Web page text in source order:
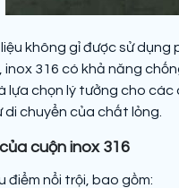
không gỉ được sử
inox 316 có khả năng
lựa chọn lý tưởng cho
chuyển của chất lỏng.
cuộn inox 316
điểm nổi trội, bao gồm: